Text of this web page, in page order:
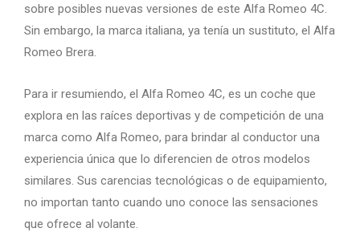
sobre posibles nuevas versiones de este Alfa Romeo 4C.
Sin embargo, la marca italiana, ya tenía un sustituto, el Alfa
Romeo Brera.
Para ir resumiendo, el Alfa Romeo 4C, es un coche que
explora en las raíces deportivas y de competición de una
marca como Alfa Romeo, para brindar al conductor una
experiencia única que lo diferencien de otros modelos
similares. Sus carencias tecnológicas o de equipamiento,
no importan tanto cuando uno conoce las sensaciones
que ofrece al volante.